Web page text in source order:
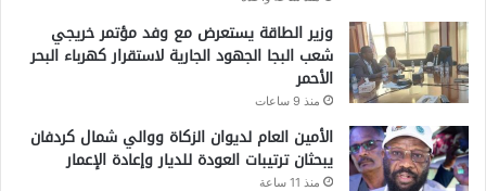
وزير الطاقة يستعرض مع وفد مؤتمر خريجي
شعب البجا الجهود الجارية لاستقرار كهرباء البحر
الأحمر
منذ 9 ساعات
الأمين العام لديوان الزكاة ووالي شمال كردفان
يبحثان ترتيبات العودة للديار وإعادة الإعمار
منذ 11 ساعة